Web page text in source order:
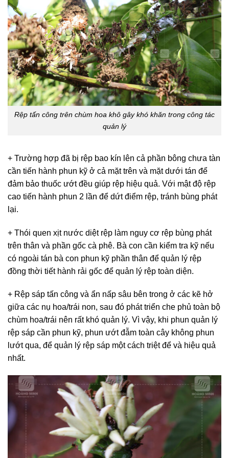
Rệp tấn công trên chùm hoa khô gây khó khăn trong công tác
quản lý
+ Trường hợp đã bị rệp bao kín lên cả phần bông chưa tàn
cần tiến hành phun kỹ ở cả mặt trên và mặt dưới tán để
đảm bảo thuốc ướt đều giúp rệp hiệu quả. Với mật độ rệp
cao tiến hành phun 2 lần để dứt điểm rệp, tránh bùng phát
lại.
+ Thói quen xịt nước diệt rệp làm nguy cơ rệp bùng phát
trên thân và phần gốc cà phê. Bà con cần kiểm tra kỹ nếu
có ngoài tán bà con phun kỹ phần thân để quản lý rệp
đồng thời tiết hành rải gốc để quản lý rệp toàn diện.
+ Rệp sáp tấn công và ẩn nấp sâu bên trong ở các kẽ hở
giữa các nụ hoa/trái non, sau đó phát triển che phủ toàn bộ
chùm hoa/trái nên rất khó quản lý. Vì vậy, khi phun quản lý
rệp sáp cần phun kỹ, phun ướt đẫm toàn cây không phun
lướt qua, để quản lý rệp sáp một cách triệt để và hiệu quả
nhất.